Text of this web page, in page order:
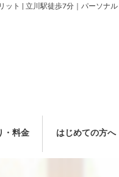
ト | 立川駅徒歩7分｜パーソナル
・料金 はじめての方へ